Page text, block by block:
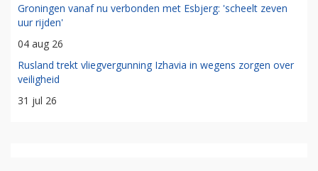
Groningen vanaf nu verbonden met Esbjerg: 'scheelt zeven
uur rijden'
04 aug 26
Rusland trekt vliegvergunning Izhavia in wegens zorgen over
veiligheid
31 jul 26